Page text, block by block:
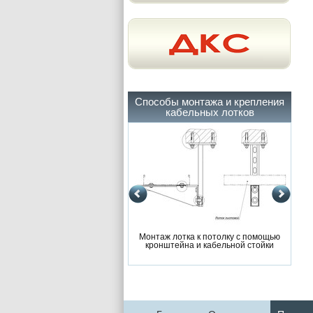
Способы монтажа и крепления
кабельных лотков
Монтаж лотка к потолку с помощью
кронштейна и кабельной стойки